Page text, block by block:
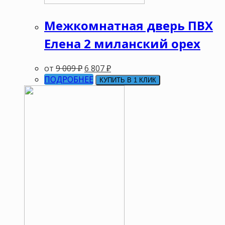
Межкомнатная дверь ПВХ
Елена 2 миланский орех
от 9 009₽6 807₽
ПОДРОБНЕЕ
КУПИТЬ В 1 КЛИК